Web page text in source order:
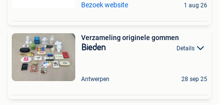
Bezoek website 1 aug 26
Verzameling originele gommen
Bieden Details
Antwerpen 28 sep 25